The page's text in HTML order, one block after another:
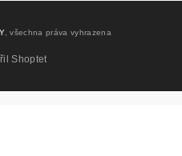
, všechna práva vyhrazena
Shoptet